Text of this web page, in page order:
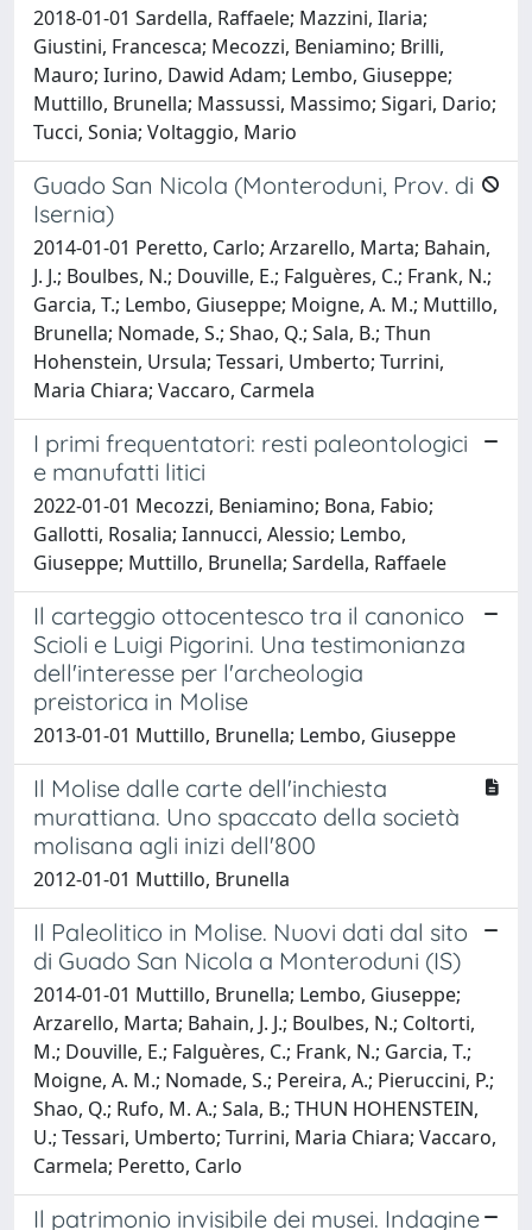
2018-01-01 Sardella, Raffaele; Mazzini, Ilaria;
Giustini, Francesca; Mecozzi, Beniamino; Brilli,
Mauro; Iurino, Dawid Adam; Lembo, Giuseppe;
Muttillo, Brunella; Massussi, Massimo; Sigari, Dario;
Tucci, Sonia; Voltaggio, Mario
Guado San Nicola (Monteroduni, Prov. di
Isernia)
2014-01-01 Peretto, Carlo; Arzarello, Marta; Bahain,
J. J.; Boulbes, N.; Douville, E.; Falguères, C.; Frank, N.;
Garcia, T.; Lembo, Giuseppe; Moigne, A. M.; Muttillo,
Brunella; Nomade, S.; Shao, Q.; Sala, B.; Thun
Hohenstein, Ursula; Tessari, Umberto; Turrini,
Maria Chiara; Vaccaro, Carmela
I primi frequentatori: resti paleontologici
e manufatti litici
2022-01-01 Mecozzi, Beniamino; Bona, Fabio;
Gallotti, Rosalia; Iannucci, Alessio; Lembo,
Giuseppe; Muttillo, Brunella; Sardella, Raffaele
Il carteggio ottocentesco tra il canonico
Scioli e Luigi Pigorini. Una testimonianza
dell'interesse per l'archeologia
preistorica in Molise
2013-01-01 Muttillo, Brunella; Lembo, Giuseppe
Il Molise dalle carte dell'inchiesta
murattiana. Uno spaccato della società
molisana agli inizi dell'800
2012-01-01 Muttillo, Brunella
Il Paleolitico in Molise. Nuovi dati dal sito
di Guado San Nicola a Monteroduni (IS)
2014-01-01 Muttillo, Brunella; Lembo, Giuseppe;
Arzarello, Marta; Bahain, J. J.; Boulbes, N.; Coltorti,
M.; Douville, E.; Falguères, C.; Frank, N.; Garcia, T.;
Moigne, A. M.; Nomade, S.; Pereira, A.; Pieruccini, P.;
Shao, Q.; Rufo, M. A.; Sala, B.; THUN HOHENSTEIN,
U.; Tessari, Umberto; Turrini, Maria Chiara; Vaccaro,
Carmela; Peretto, Carlo
Il patrimonio invisibile dei musei. Indagine